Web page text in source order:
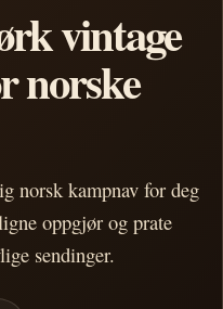
vintage
norske
norsk kampnav for deg
oppgjør og prate
sendinger.